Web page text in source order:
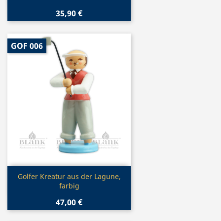
35,90 €
Vorschau
Golfer Kreatur aus der Lagune,
farbig
47,00 €
GOF 006